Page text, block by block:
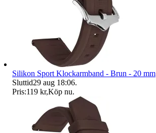
Silikon Sport Klockarmband - Brun - 20 mm
Sluttid29 aug 18:06.
Pris:119 kr,Köp nu.